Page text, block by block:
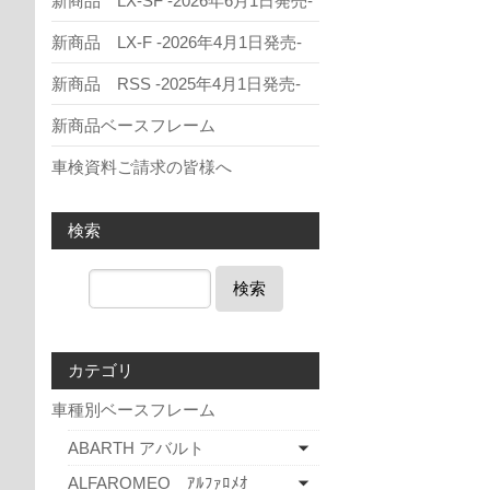
新商品 LX-F -2026年4月1日発売-
新商品 RSS -2025年4月1日発売-
新商品ベースフレーム
車検資料ご請求の皆様へ
検索
検索
カテゴリ
車種別ベースフレーム
ABARTH アバルト
ALFAROMEO ｱﾙﾌｧﾛﾒｵ